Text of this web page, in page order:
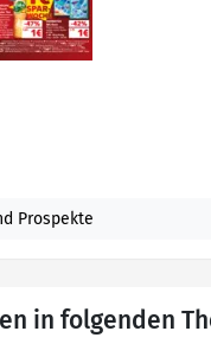
Prospekte
in folgenden